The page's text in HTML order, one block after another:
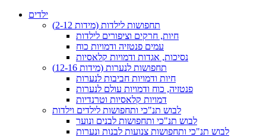
ילדים
תחפושות לילדות (מידות 2-12)
חיות, חרקים וציפורים לילדות
עמים פנטזיה ודמויות כוח
נסיכות, אגדות ודמויות קלאסיות
תחפושות לנערות (מידות 12-16)
חיות ודמויות חביבות לנערות
פנטזיה, כוח ודמויות עולם לנערות
דמויות קלאסיות וטרנדיות
לבוש תנ"כי ותחפושות לילדים וילדות
לבוש תנ"כי ותחפושות לבנים ונוער
לבוש תנ"כי ותחפושות צנועות לבנות ונערות